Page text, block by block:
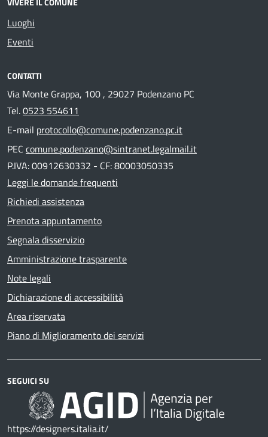
Luoghi
Eventi
CONTATTI
Via Monte Grappa, 100 , 29027 Podenzano PC
Tel.0523 554611
E-mail protocollo@comune.podenzano.pc.it
PEC comune.podenzano@sintranet.legalmail.it
P.IVA: 00912630332 - CF: 80003050335
Leggi le domande frequenti
Richiedi assistenza
Prenota appuntamento
Segnala disservizio
Amministrazione trasparente
Note legali
Dichiarazione di accessibilità
Area riservata
Piano di Miglioramento dei servizi
SEGUICI SU
https://designers.italia.it/